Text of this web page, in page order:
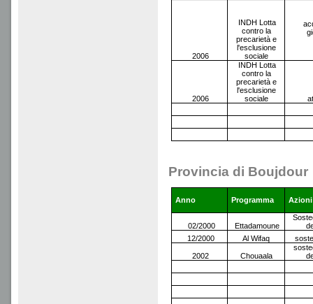
2006
INDH Lotta
contro la
precarietà e
l'esclusione
sociale
2006
INDH Lotta
contro la
precarietà e
l'esclusione
sociale
Provincia di Boujdour
Anno Programma Azioni
02/2000 Ettadamoune
12/2000
Al Wifaq
2002 Chouaala